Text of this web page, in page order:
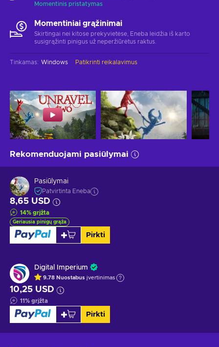
Momentinis pristatymas
Momentiniai grąžinimai
Skirtingai nei kitose prekyvietėse, Eneba leidžia iš karto
susigrąžinti pinigus už neperžiūrėtus raktus.
Tinkamas: Windows Patikrinti reikalavimus
Rekomenduojami pasiūlymai
Pasiūlymai
Patvirtinta Eneba
8,65 USD
14% grįžta
Geriausia pinigų grąža
Pirkti
Digital Imperium
9.78 Nuostabus įvertinimas
10,25 USD
11% grįžta
Pirkti